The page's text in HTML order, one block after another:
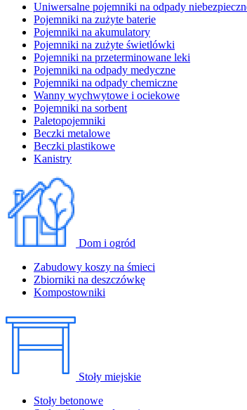
Uniwersalne pojemniki na odpady
Pojemniki na zużyte baterie
Pojemniki na akumulatory
Pojemniki na zużyte świetlówki
Pojemniki na przeterminowane leki
Pojemniki na odpady medyczne
Pojemniki na odpady chemiczne
Wanny wychwytowe i ociekowe
Pojemniki na sorbent
Paletopojemniki
Beczki metalowe
Beczki plastikowe
Kanistry
Dom i ogród
Zabudowy koszy na śmieci
Zbiorniki na deszczówkę
Kompostowniki
Stoły miejskie
Stoły betonowe